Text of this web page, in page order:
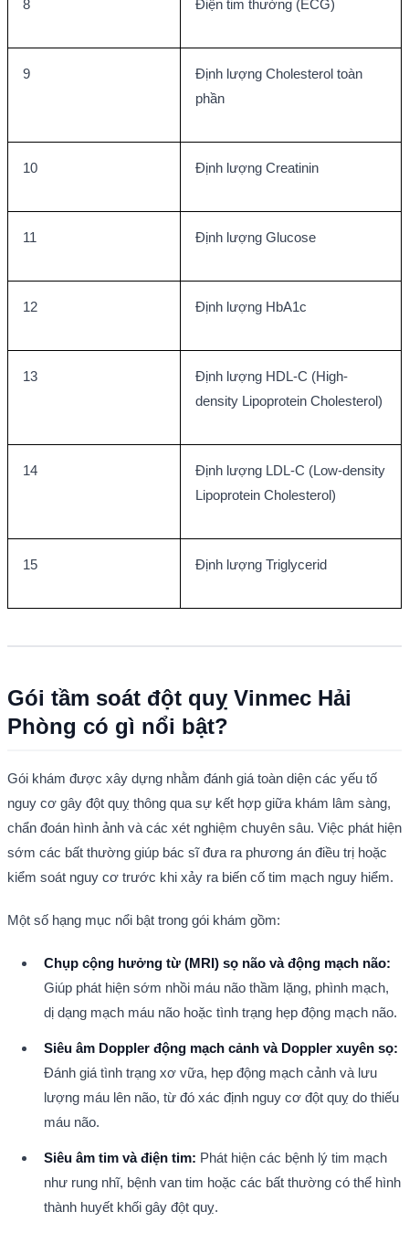
8 Điện tim thường (ECG)
9
Định lượng Cholesterol toàn
phần
10 Định lượng Creatinin
11 Định lượng Glucose
12 Định lượng HbA1c
13
Định lượng HDL-C (High-
density Lipoprotein Cholesterol)
14
Định lượng LDL-C (Low-density
Lipoprotein Cholesterol)
15 Định lượng Triglycerid
Gói tầm soát đột quỵ Vinmec Hải
Phòng có gì nổi bật?
Gói khám được xây dựng nhằm đánh giá toàn diện các yếu tố
nguy cơ gây đột quỵ thông qua sự kết hợp giữa khám lâm sàng,
chẩn đoán hình ảnh và các xét nghiệm chuyên sâu. Việc phát hiện
sớm các bất thường giúp bác sĩ đưa ra phương án điều trị hoặc
kiểm soát nguy cơ trước khi xảy ra biến cố tim mạch nguy hiểm.
Một số hạng mục nổi bật trong gói khám gồm:
Chụp cộng hưởng từ (MRI) sọ não và động mạch não:
Giúp phát hiện sớm nhồi máu não thầm lặng, phình mạch,
dị dạng mạch máu não hoặc tình trạng hẹp động mạch não.
Siêu âm Doppler động mạch cảnh và Doppler xuyên sọ:
Đánh giá tình trạng xơ vữa, hẹp động mạch cảnh và lưu
lượng máu lên não, từ đó xác định nguy cơ đột quỵ do thiếu
máu não.
Siêu âm tim và điện tim: Phát hiện các bệnh lý tim mạch
như rung nhĩ, bệnh van tim hoặc các bất thường có thể hình
thành huyết khối gây đột quỵ.